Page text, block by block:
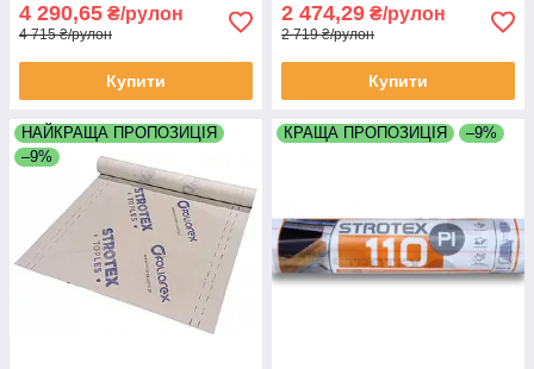
4 290,65 ₴/рулон
4 715 ₴/рулон
Купити
2 474,29 ₴/рулон
2 719 ₴/рулон
Купити
НАЙКРАЩА ПРОПОЗИЦІЯ
–9%
КРАЩА ПРОПОЗИЦІЯ –9%